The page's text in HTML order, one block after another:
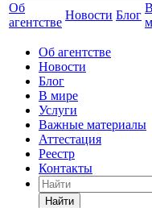
Об
агентстве
Новости Блог
В
Об агентстве
Новости
Блог
В мире
Услуги
Важные материалы
Аттестация
Реестр
Контакты
Найти